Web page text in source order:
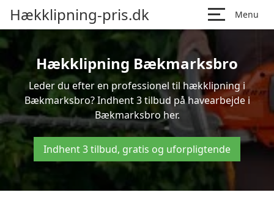
Hækklipning-pris.dk Menu
Hækklipning Bækmarksbro
Leder du efter en professionel til hækklipning i
Bækmarksbro? Indhent 3 tilbud på havearbejde i
Bækmarksbro her.
Indhent 3 tilbud, gratis og uforpligtende